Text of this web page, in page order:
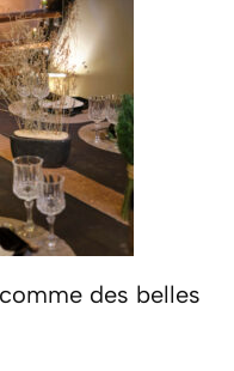
des belles